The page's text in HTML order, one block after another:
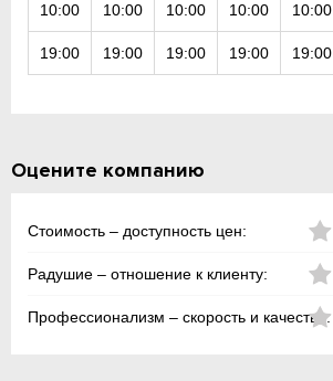
10:00 10:00 10:00 10:00 10:00
19:00 19:00 19:00 19:00 19:00
Оцените компанию
Стоимость – доступность цен:
Радушие – отношение к клиенту:
Профессионализм – скорость и качество: